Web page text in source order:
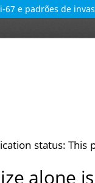
67 e padrões de